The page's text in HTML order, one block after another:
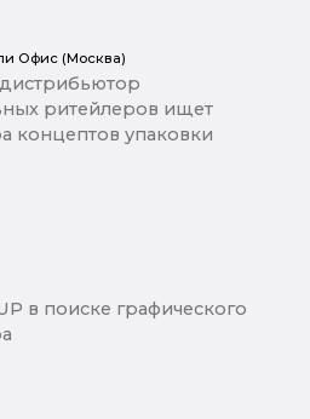
Офис (Москва)
ритейлеров ищет
концептов упаковки
в поиске графического